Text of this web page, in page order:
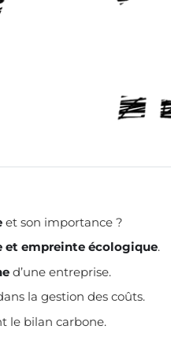
et son importance ?
et empreinte écologique.
d’une entreprise.
la gestion des coûts.
le bilan carbone.